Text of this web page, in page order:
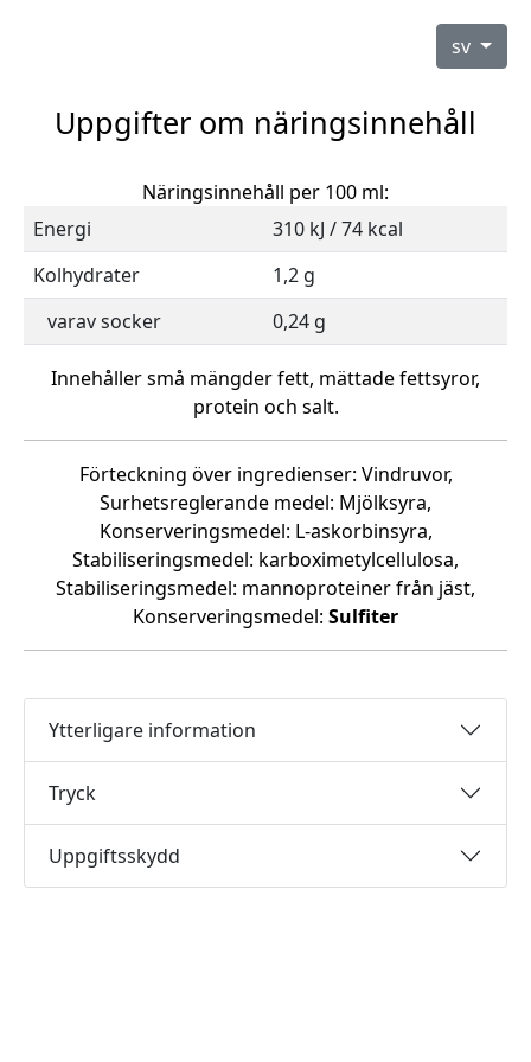
sv
Uppgifter om näringsinnehåll
Näringsinnehåll per 100 ml:
Energi
310 kJ / 74 kcal
Kolhydrater
1,2 g
varav socker
0,24 g
Innehåller små mängder fett, mättade fettsyror,
protein och salt.
Förteckning över ingredienser: Vindruvor,
Surhetsreglerande medel: Mjölksyra,
Konserveringsmedel: L-askorbinsyra,
Stabiliseringsmedel: karboximetylcellulosa,
Stabiliseringsmedel: mannoproteiner från jäst,
Konserveringsmedel: Sulfiter
Ytterligare information
Tryck
Uppgiftsskydd